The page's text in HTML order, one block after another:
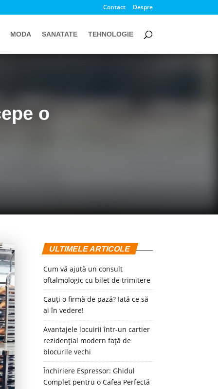
Contact Despre
MODA SANATATE TEHNOLOGIE
o
ULTIMELE ARTICOLE
Cum vă ajută un consult
oftalmologic cu bilet de trimitere
Cauți o firmă de pază? Iată ce să
ai în vedere!
Avantajele locuirii într-un cartier
rezidențial modern față de
blocurile vechi
Închiriere Espressor: Ghidul
Complet pentru o Cafea Perfectă